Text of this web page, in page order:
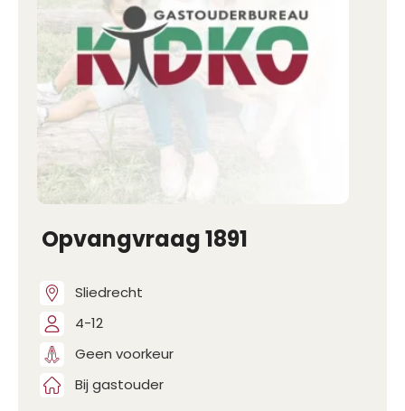
Opvangvraag 1891
Sliedrecht
4-12
Geen voorkeur
Bij gastouder